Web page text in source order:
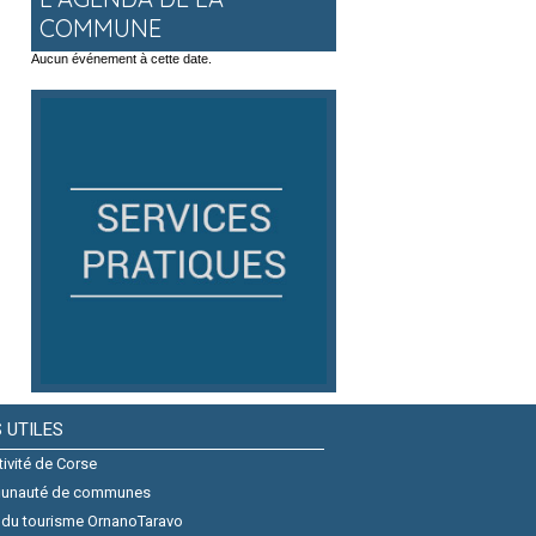
COMMUNE
Aucun événement à cette date.
UTILES
de Corse
de communes
tourisme OrnanoTaravo